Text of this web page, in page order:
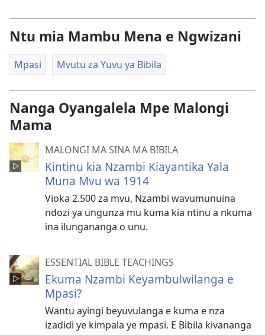
Ntu mia Mambu Mena e Ngwizani
Mpasi Mvutu za Yuvu ya Bibila
Nanga Oyangalela Mpe Malongi
Mama
MALONGI MA SINA MA BIBILA
Kintinu kia Nzambi Kiayantika Yala
Muna Mvu wa 1914
Vioka 2.500 za mvu, Nzambi wavumunuina
ndozi ya ungunza mu kuma kia ntinu a nkuma
ina ilungananga o unu.
ESSENTIAL BIBLE TEACHINGS
Ekuma Nzambi Keyambulwilanga e
Mpasi?
Wantu ayingi beyuvulanga e kuma e nza
izadidi ye kimpala ye mpasi. E Bibila kivananga